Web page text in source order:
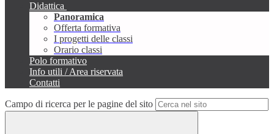
Didattica
Panoramica
Offerta formativa
I progetti delle classi
Orario classi
Polo formativo
Info utili / Area riservata
Contatti
Campo di ricerca per le pagine del sito